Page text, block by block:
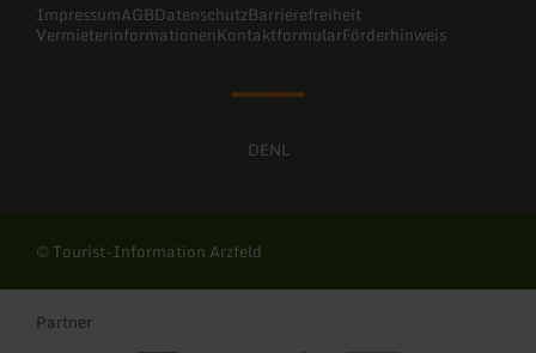
ImpressumAGBDatenschutzBarrierefreiheit
VermieterinformationenKontaktformularFörderhinweis
DENL
© Tourist-Information Arzfeld
Partner